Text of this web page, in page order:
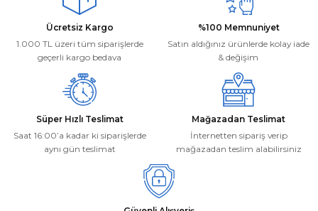
Ücretsiz Kargo
1.000 TL üzeri tüm siparişlerde
geçerli kargo bedava
%100 Memnuniyet
Satın aldığınız ürünlerde kolay iade
& değişim
Süper Hızlı Teslimat
Saat 16:00’a kadar ki siparişlerde
aynı gün teslimat
Mağazadan Teslimat
İnternetten sipariş verip
mağazadan teslim alabilirsiniz